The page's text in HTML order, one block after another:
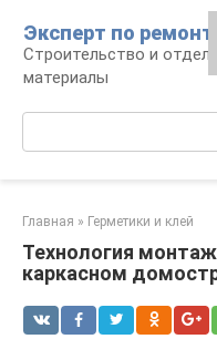
контенту
Эксперт по
Строительство и
материалы
Главная » Герметики и клей
Технология
каркасном